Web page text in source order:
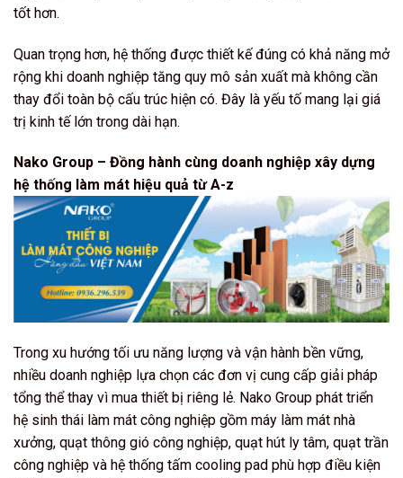
tốt hơn.
Quan trọng hơn, hệ thống được thiết kế đúng có khả năng mở
rộng khi doanh nghiệp tăng quy mô sản xuất mà không cần
thay đổi toàn bộ cấu trúc hiện có. Đây là yếu tố mang lại giá
trị kinh tế lớn trong dài hạn.
Nako Group – Đồng hành cùng doanh nghiệp xây dựng
hệ thống làm mát hiệu quả từ A-z
Trong xu hướng tối ưu năng lượng và vận hành bền vững,
nhiều doanh nghiệp lựa chọn các đơn vị cung cấp giải pháp
tổng thể thay vì mua thiết bị riêng lẻ. Nako Group phát triển
hệ sinh thái làm mát công nghiệp gồm máy làm mát nhà
xưởng, quạt thông gió công nghiệp, quạt hút ly tâm, quạt trần
công nghiệp và hệ thống tấm cooling pad phù hợp điều kiện